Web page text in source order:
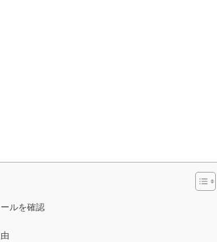
ルを確認